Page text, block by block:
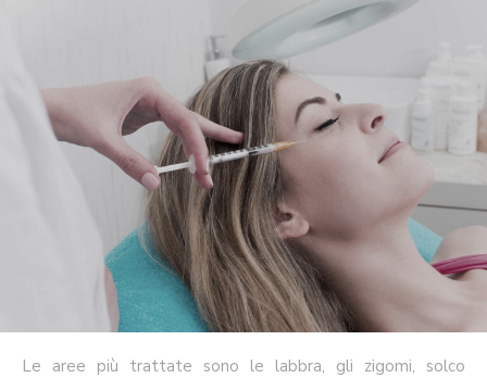
Le aree più trattate sono le labbra, gli zigomi, solco